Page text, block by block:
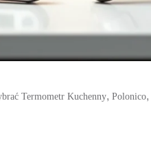
Termometr Kuchenny, Polonico,